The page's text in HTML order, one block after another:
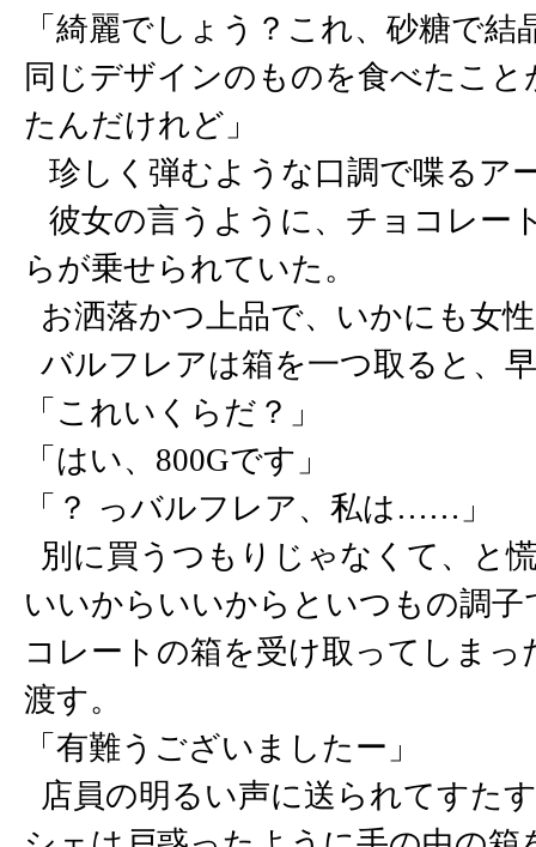
「綺麗でしょう？これ、砂糖で
同じデザインのものを食べたこ
たんだけれど」
珍しく弾むような口調で喋るア
彼女の言うように、チョコレー
らが乗せられていた。
お洒落かつ上品で、いかにも女
バルフレアは箱を一つ取ると、
「これいくらだ？」
「はい、800Gです」
「？ っバルフレア、私は……」
別に買うつもりじゃなくて、と
いいからいいからといつもの調
コレートの箱を受け取ってしま
渡す。
「有難うございましたー」
店員の明るい声に送られてすた